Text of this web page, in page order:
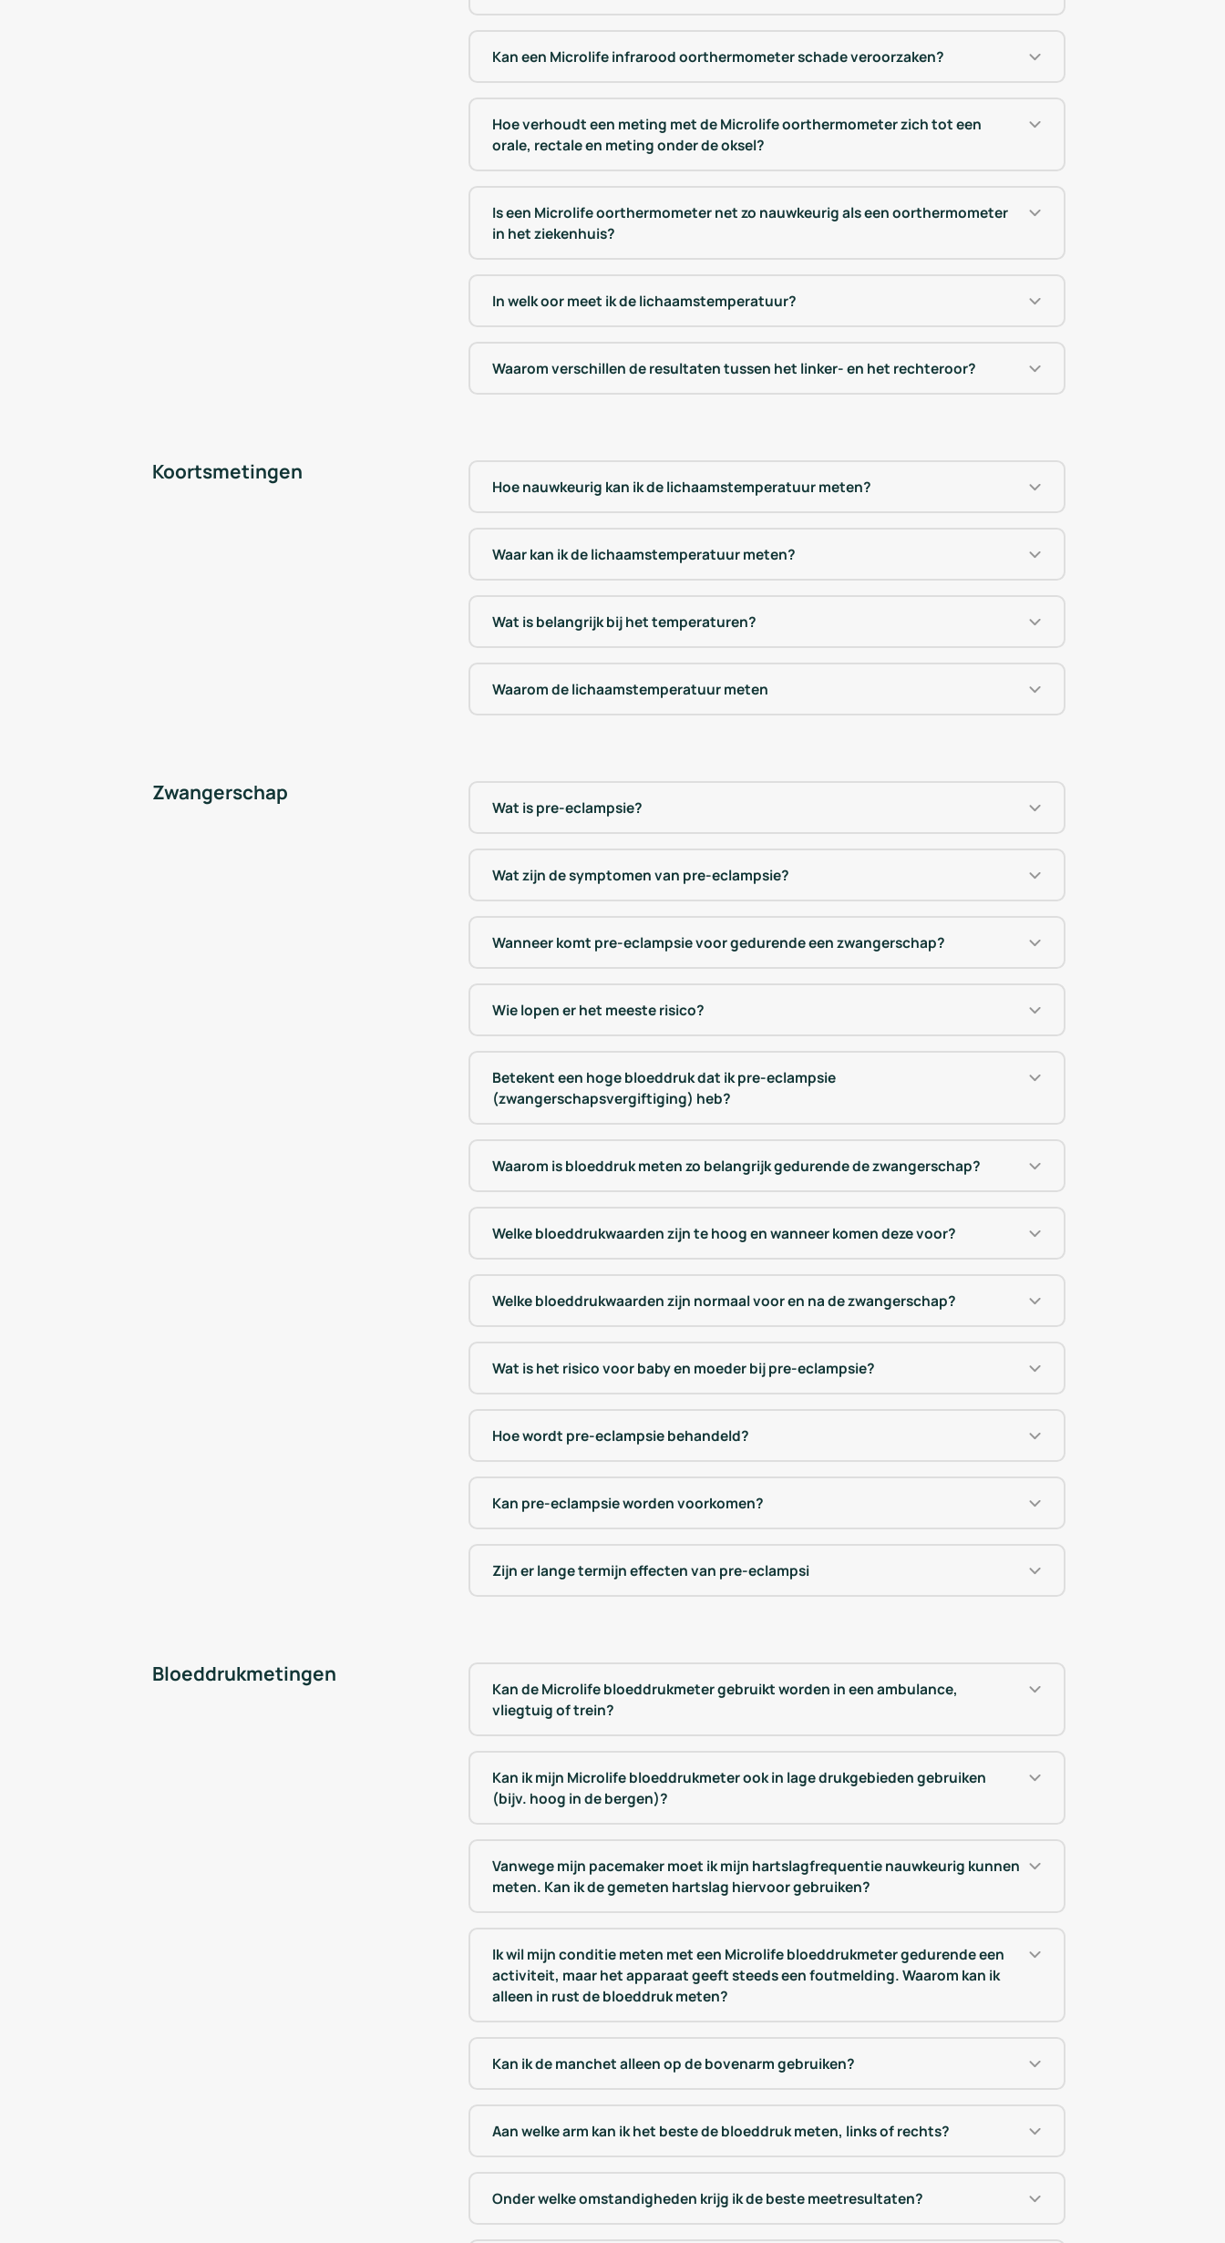
Kan een Microlife infrarood oorthermometer schade veroorzaken?
Hoe verhoudt een meting met de Microlife oorthermometer zich tot een
orale, rectale en meting onder de oksel?
Is een Microlife oorthermometer net zo nauwkeurig als een oorthermometer
in het ziekenhuis?
In welk oor meet ik de lichaamstemperatuur?
Waarom verschillen de resultaten tussen het linker- en het rechteroor?
Koortsmetingen
Hoe nauwkeurig kan ik de lichaamstemperatuur meten?
Waar kan ik de lichaamstemperatuur meten?
Wat is belangrijk bij het temperaturen?
Waarom de lichaamstemperatuur meten
Zwangerschap
Wat is pre-eclampsie?
Wat zijn de symptomen van pre-eclampsie?
Wanneer komt pre-eclampsie voor gedurende een zwangerschap?
Wie lopen er het meeste risico?
Betekent een hoge bloeddruk dat ik pre-eclampsie
(zwangerschapsvergiftiging) heb?
Waarom is bloeddruk meten zo belangrijk gedurende de zwangerschap?
Welke bloeddrukwaarden zijn te hoog en wanneer komen deze voor?
Welke bloeddrukwaarden zijn normaal voor en na de zwangerschap?
Wat is het risico voor baby en moeder bij pre-eclampsie?
Hoe wordt pre-eclampsie behandeld?
Kan pre-eclampsie worden voorkomen?
Zijn er lange termijn effecten van pre-eclampsi
Bloeddrukmetingen
Kan de Microlife bloeddrukmeter gebruikt worden in een ambulance,
vliegtuig of trein?
Kan ik mijn Microlife bloeddrukmeter ook in lage drukgebieden gebruiken
(bijv. hoog in de bergen)?
Vanwege mijn pacemaker moet ik mijn hartslagfrequentie nauwkeurig kunnen
meten. Kan ik de gemeten hartslag hiervoor gebruiken?
Ik wil mijn conditie meten met een Microlife bloeddrukmeter gedurende een
activiteit, maar het apparaat geeft steeds een foutmelding. Waarom kan ik
alleen in rust de bloeddruk meten?
Kan ik de manchet alleen op de bovenarm gebruiken?
Aan welke arm kan ik het beste de bloeddruk meten, links of rechts?
Onder welke omstandigheden krijg ik de beste meetresultaten?